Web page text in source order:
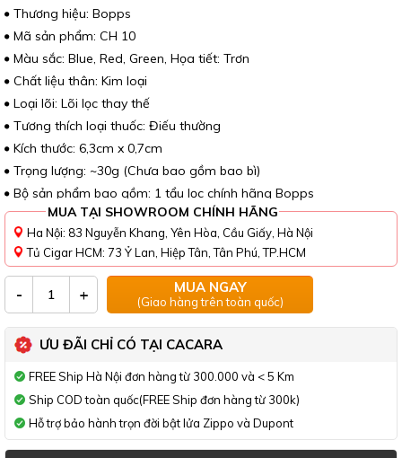
Thương hiệu: Bopps
Mã sản phẩm: CH 10
Màu sắc: Blue, Red, Green, Họa tiết: Trơn
Chất liệu thân: Kim loại
Loại lõi: Lõi lọc thay thế
Tương thích loại thuốc: Điếu thường
Kích thước: 6,3cm x 0,7cm
Trọng lượng: ~30g (Chưa bao gồm bao bì)
Bộ sản phẩm bao gồm: 1 tẩu lọc chính hãng Bopps
MUA TẠI SHOWROOM CHÍNH HÃNG
Ha Nội: 83 Nguyễn Khang, Yên Hòa, Cầu Giấy, Hà Nội
Tủ Cigar HCM: 73 Ỷ Lan, Hiệp Tân, Tân Phú, TP.HCM
- + MUA NGAY
(Giao hàng trên toàn quốc)
ƯU ĐÃI CHỈ CÓ TẠI CACARA
FREE Ship Hà Nội đơn hàng từ 300.000 và < 5 Km
Ship COD toàn quốc(FREE Ship đơn hàng từ 300k)
Hỗ trợ bảo hành trọn đời bật lửa Zippo và Dupont